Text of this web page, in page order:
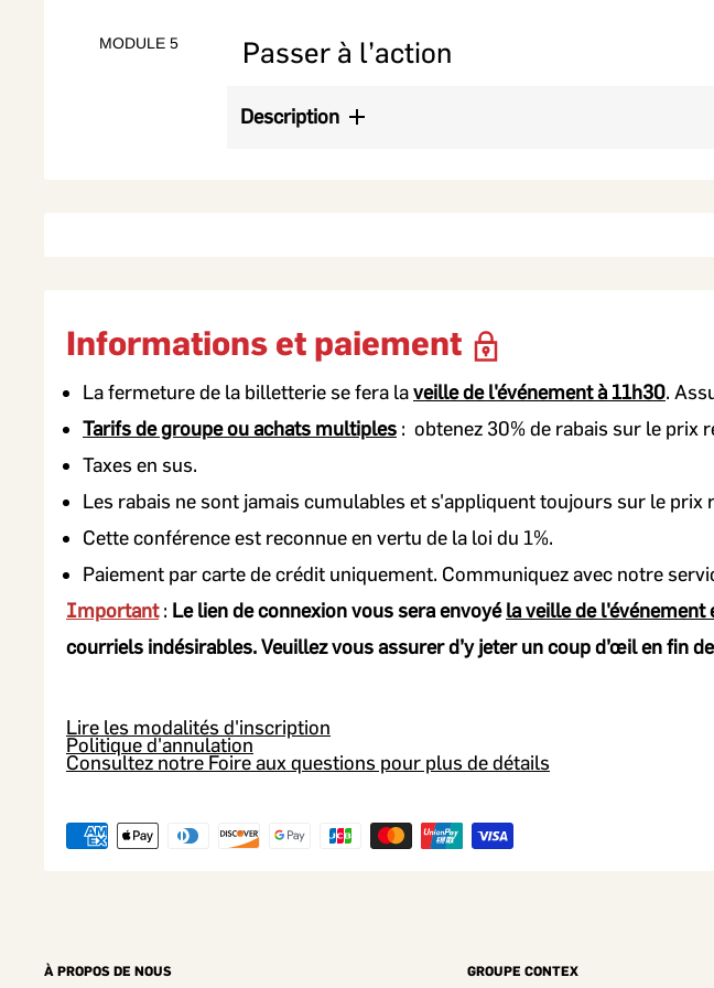
MODULE 5
Passer à l’action
Description
Informations et paiement
La fermeture de la billetterie se fera laveille de l'événement à 11h30.
Tarifs de groupe ou achats multiples : obtenez 30% de rabais sur le prix
Taxes en sus.
Les rabais ne sont jamais cumulables et s'appliquent toujours sur le prix
Cette conférence est reconnue en vertu de la loi du 1%.
Paiement par carte de crédit uniquement. Communiquez avec notre
Important: Le lien de connexion vous sera envoyéla veille de
courriels indésirables. Veuillez vous assurer d’y jeter un coup d’œil en fin
Lire les modalités d'inscription
Politique d'annulation
Consultez notre Foire aux questions pour plus de détails
À PROPOS DE NOUS GROUPE CONTEX